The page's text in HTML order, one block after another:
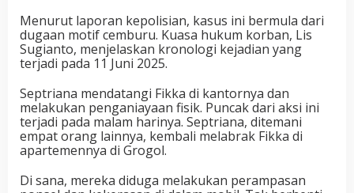
Menurut laporan kepolisian, kasus ini bermula dari
dugaan motif cemburu. Kuasa hukum korban, Lis
Sugianto, menjelaskan kronologi kejadian yang
terjadi pada 11 Juni 2025.
Septriana mendatangi Fikka di kantornya dan
melakukan penganiayaan fisik. Puncak dari aksi ini
terjadi pada malam harinya. Septriana, ditemani
empat orang lainnya, kembali melabrak Fikka di
apartemennya di Grogol.
Di sana, mereka diduga melakukan perampasan